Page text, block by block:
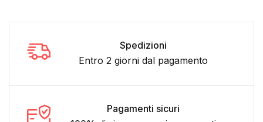
Spedizioni
Entro 2 giorni dal pagamento
Pagamenti sicuri